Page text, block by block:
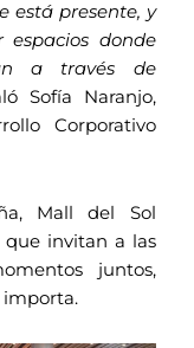
está presente, y
donde
a través de
Sofía Naranjo,
Corporativo
Mall del Sol
invitan a las
juntos,
importa.